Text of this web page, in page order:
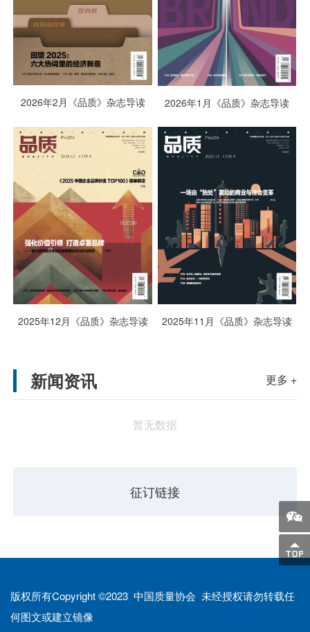
2026年2月《品质》杂志导读 2026年1月《品质》杂志导读
2025年12月《品质》杂志导读 2025年11月《品质》杂志导读
新闻资讯 更多 +
暂无数据
征订链接
版权所有Copyright ©2023 中国质量协会 未经授权请勿转载任
何图文或建立镜像